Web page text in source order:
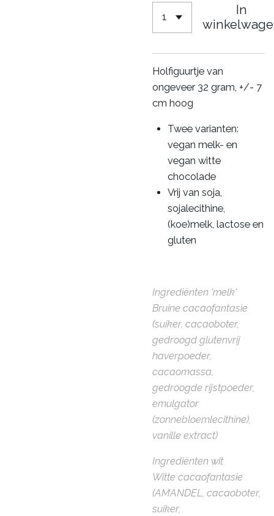
In
Holfiguurtje van
ongeveer 32 gram, +/- 7
cm hoog
Twee varianten:
vegan melk- en
vegan witte
chocolade
Vrij van soja,
sojalecithine,
(koe)melk, lactose en
gluten
Ingrediënten 'melk'
Bruine cacaofantasie
(suiker, cacaoboter,
gedroogd glutenvrij
haverpoeder,
cacaomassa,
gedroogde rijstpoeder,
emulgator
(zonnebloemlecithine),
vanille extract)
Ingrediënten wit
Witte cacaofantasie
(AMANDEL, cacaoboter,
suiker,